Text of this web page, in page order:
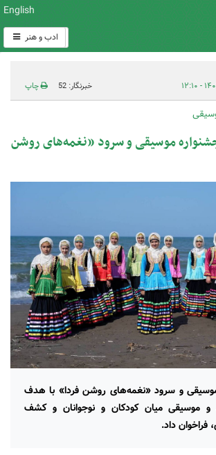
English
ادب و هنر
خبرنگار: 52 چاپ
موسیقی و سرود «نغمه‌های روشن
و سرود «نغمه‌های روشن فردا» با هدف
و موسیقی میان کودکان و نوجوانان و کشف
داد.